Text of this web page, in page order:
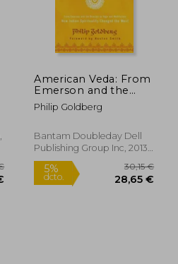
Rápido
American Veda: From
Emerson and the
Beatles to Yoga and
Meditation how
Changed the West
(en Inglés)
Philip Goldberg
Bantam Doubleday Dell
Publishing Group Inc, 2013,
1 Edición, Tapa Blanda,
Nuevo